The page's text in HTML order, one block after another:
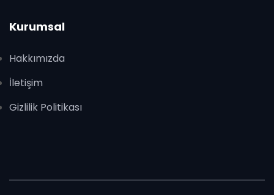
Kurumsal
Hakkımızda
İletişim
Gizlilik Politikası